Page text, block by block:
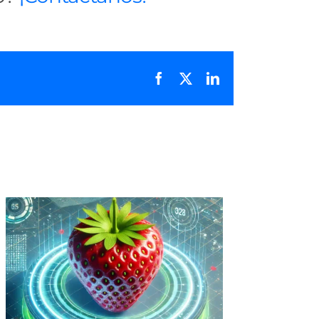
Facebook LinkedIn